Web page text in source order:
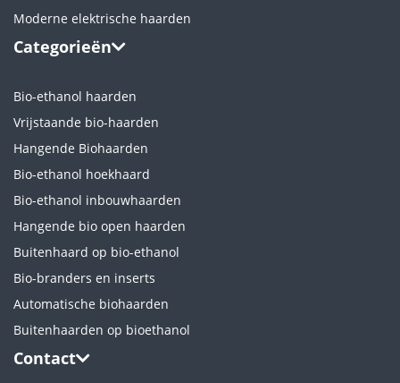
Moderne elektrische haarden
Categorieën
Bio-ethanol haarden
Vrijstaande bio-haarden
Hangende Biohaarden
Bio-ethanol hoekhaard
Bio-ethanol inbouwhaarden
Hangende bio open haarden
Buitenhaard op bio-ethanol
Bio-branders en inserts
Automatische biohaarden
Buitenhaarden op bioethanol
Contact